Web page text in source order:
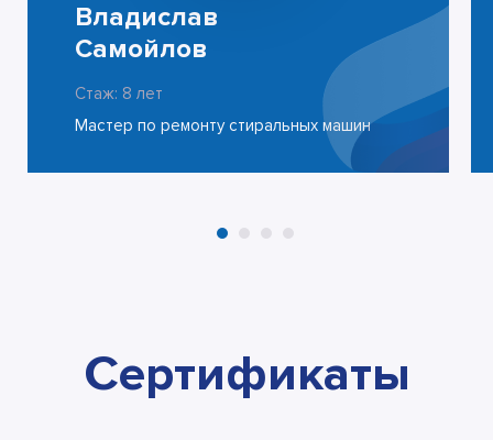
Владислав
Самойлов
Стаж: 8 лет
Мастер по ремонту стиральных машин
Сертификаты